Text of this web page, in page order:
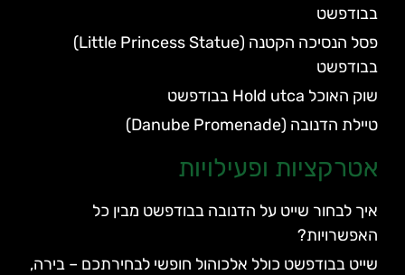
בבודפשט
פסל הנסיכה הקטנה (Little Princess Statue)
בבודפשט
שוק האוכל Hold utca בבודפשט
טיילת הדנובה (Danube Promenade)
אטרקציות ופעילויות
איך לבחור שייט על הדנובה בבודפשט מבין כל
האפשרויות?
שייט בבודפשט כולל אלכוהול חופשי לבחירתכם – בירה,